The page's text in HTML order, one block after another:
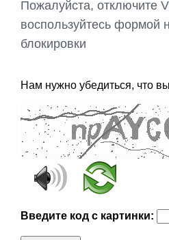
Пожалуйста, отключите
воспользуйтесь формой
блокировки
Нам нужно убедиться, что
Введите код с картинки: